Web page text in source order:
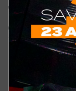
obrigatórios são
Comentário*